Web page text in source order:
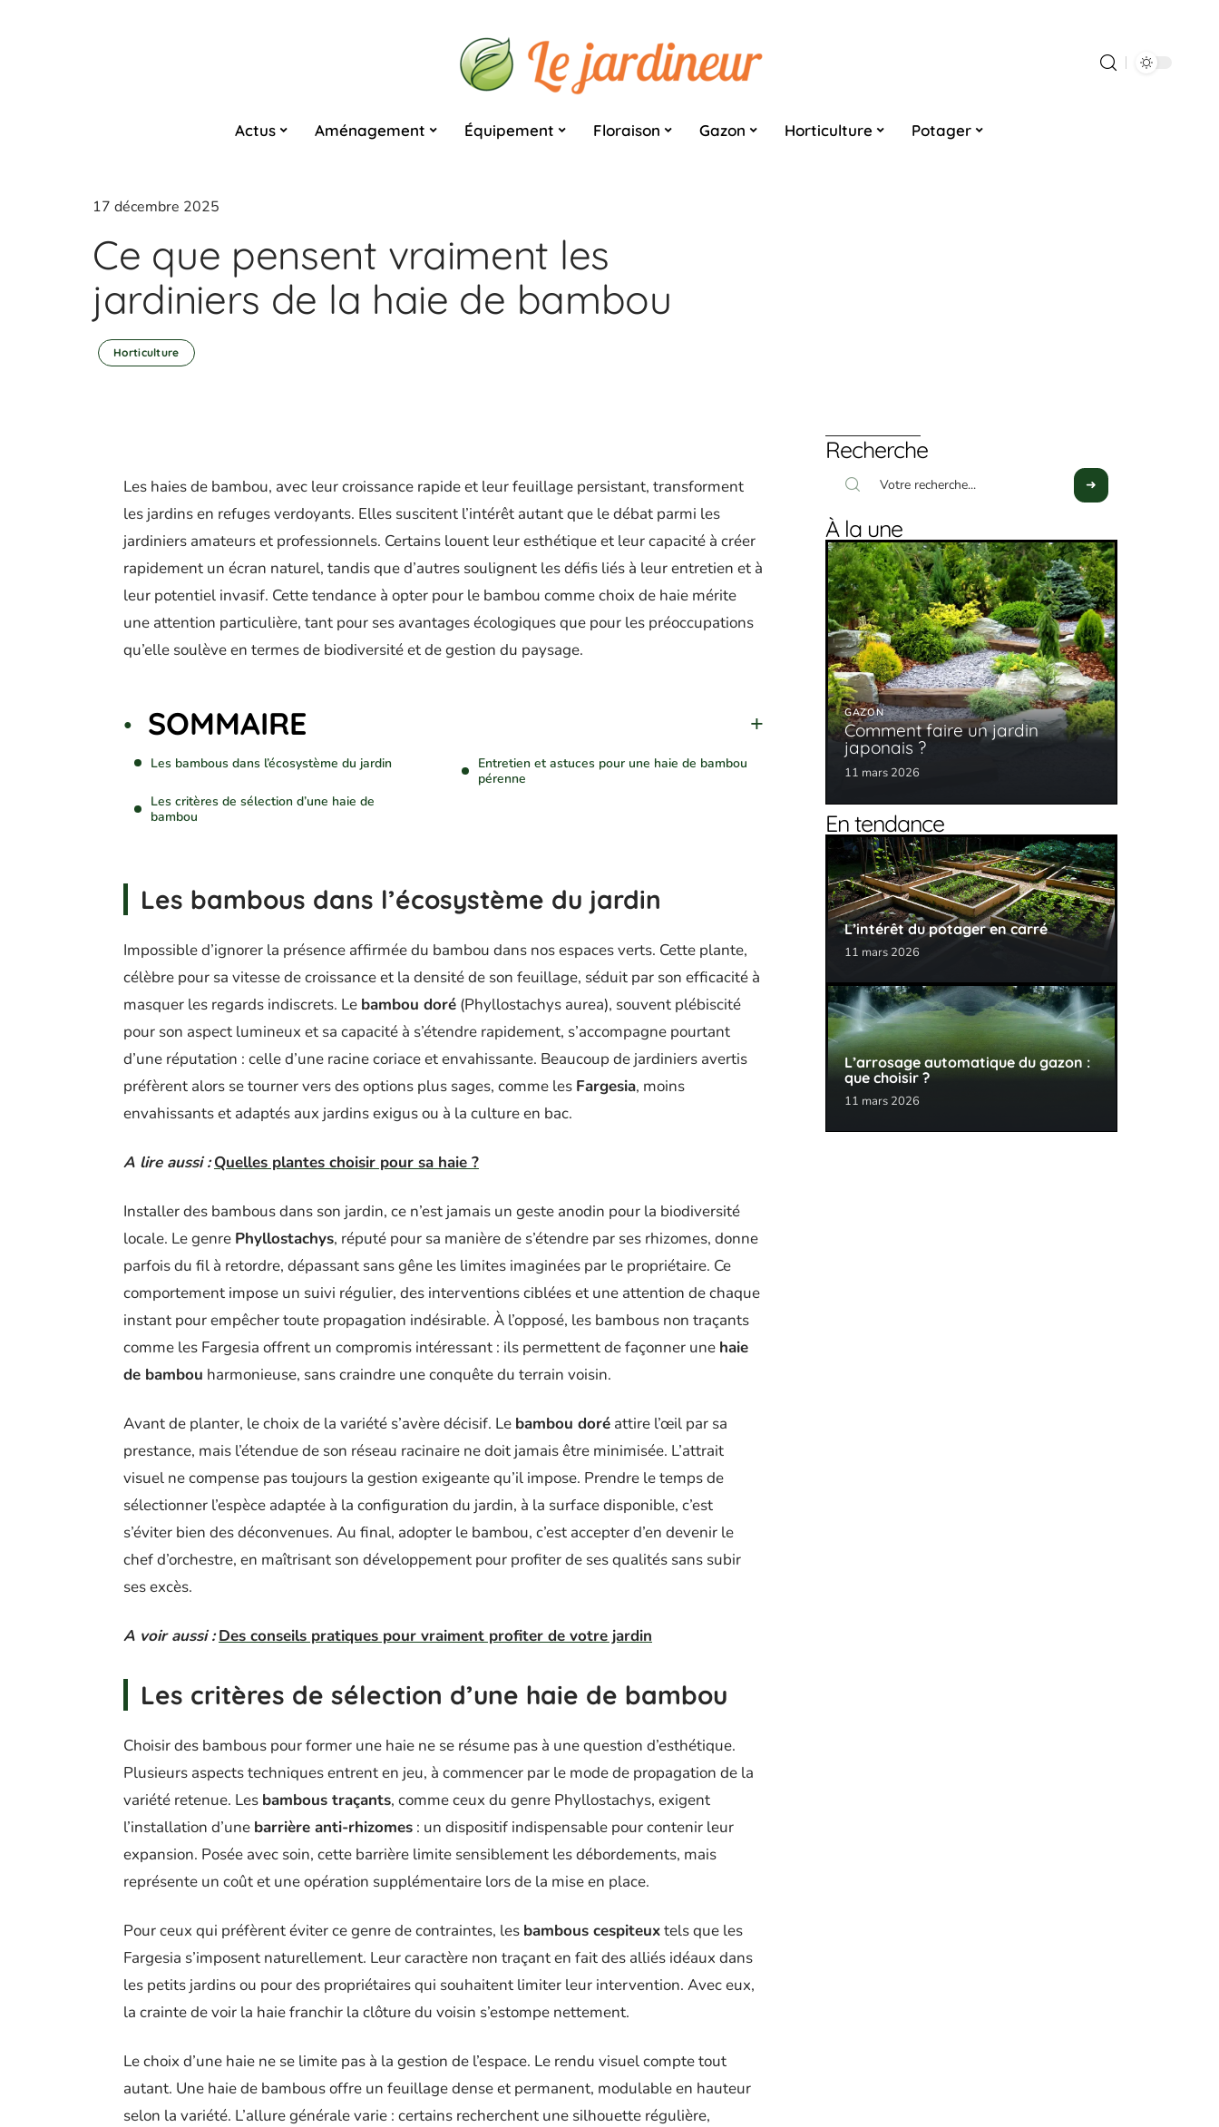
Actus Aménagement Équipement Floraison Gazon Horticulture Potager
17 décembre 2025
Ce que pensent vraiment les
jardiniers de la haie de bambou
Horticulture
Les haies de bambou, avec leur croissance rapide et leur feuillage persistant, transforment
les jardins en refuges verdoyants. Elles suscitent l’intérêt autant que le débat parmi les
jardiniers amateurs et professionnels. Certains louent leur esthétique et leur capacité à créer
rapidement un écran naturel, tandis que d’autres soulignent les défis liés à leur entretien et à
leur potentiel invasif. Cette tendance à opter pour le bambou comme choix de haie mérite
une attention particulière, tant pour ses avantages écologiques que pour les préoccupations
qu’elle soulève en termes de biodiversité et de gestion du paysage.
SOMMAIRE
Les bambous dans l’écosystème du jardin
Les critères de sélection d’une haie de
bambou
Entretien et astuces pour une haie de bambou
pérenne
Les bambous dans l’écosystème du jardin
Impossible d’ignorer la présence affirmée du bambou dans nos espaces verts. Cette plante,
célèbre pour sa vitesse de croissance et la densité de son feuillage, séduit par son efficacité à
masquer les regards indiscrets. Le bambou doré (Phyllostachys aurea), souvent plébiscité
pour son aspect lumineux et sa capacité à s’étendre rapidement, s’accompagne pourtant
d’une réputation : celle d’une racine coriace et envahissante. Beaucoup de jardiniers avertis
préfèrent alors se tourner vers des options plus sages, comme les Fargesia, moins
envahissants et adaptés aux jardins exigus ou à la culture en bac.
A lire aussi : Quelles plantes choisir pour sa haie ?
Installer des bambous dans son jardin, ce n’est jamais un geste anodin pour la biodiversité
locale. Le genre Phyllostachys, réputé pour sa manière de s’étendre par ses rhizomes, donne
parfois du fil à retordre, dépassant sans gêne les limites imaginées par le propriétaire. Ce
comportement impose un suivi régulier, des interventions ciblées et une attention de chaque
instant pour empêcher toute propagation indésirable. À l’opposé, les bambous non traçants
comme les Fargesia offrent un compromis intéressant : ils permettent de façonner une haie
de bambou harmonieuse, sans craindre une conquête du terrain voisin.
Avant de planter, le choix de la variété s’avère décisif. Le bambou doré attire l’œil par sa
prestance, mais l’étendue de son réseau racinaire ne doit jamais être minimisée. L’attrait
visuel ne compense pas toujours la gestion exigeante qu’il impose. Prendre le temps de
sélectionner l’espèce adaptée à la configuration du jardin, à la surface disponible, c’est
s’éviter bien des déconvenues. Au final, adopter le bambou, c’est accepter d’en devenir le
chef d’orchestre, en maîtrisant son développement pour profiter de ses qualités sans subir
ses excès.
A voir aussi : Des conseils pratiques pour vraiment profiter de votre jardin
Les critères de sélection d’une haie de bambou
Choisir des bambous pour former une haie ne se résume pas à une question d’esthétique.
Plusieurs aspects techniques entrent en jeu, à commencer par le mode de propagation de la
variété retenue. Les bambous traçants, comme ceux du genre Phyllostachys, exigent
l’installation d’une barrière anti-rhizomes : un dispositif indispensable pour contenir leur
expansion. Posée avec soin, cette barrière limite sensiblement les débordements, mais
représente un coût et une opération supplémentaire lors de la mise en place.
Pour ceux qui préfèrent éviter ce genre de contraintes, les bambous cespiteuxtels que les
Fargesia s’imposent naturellement. Leur caractère non traçant en fait des alliés idéaux dans
les petits jardins ou pour des propriétaires qui souhaitent limiter leur intervention. Avec eux,
la crainte de voir la haie franchir la clôture du voisin s’estompe nettement.
Le choix d’une haie ne se limite pas à la gestion de l’espace. Le rendu visuel compte tout
autant. Une haie de bambous offre un feuillage dense et permanent, modulable en hauteur
selon la variété. L’allure générale varie : certains recherchent une silhouette régulière,
Recherche
À la une
GAZON
Comment faire un jardin
japonais ?
11 mars 2026
En tendance
L’intérêt du potager en carré
11 mars 2026
L’arrosage automatique du gazon :
que choisir ?
11 mars 2026